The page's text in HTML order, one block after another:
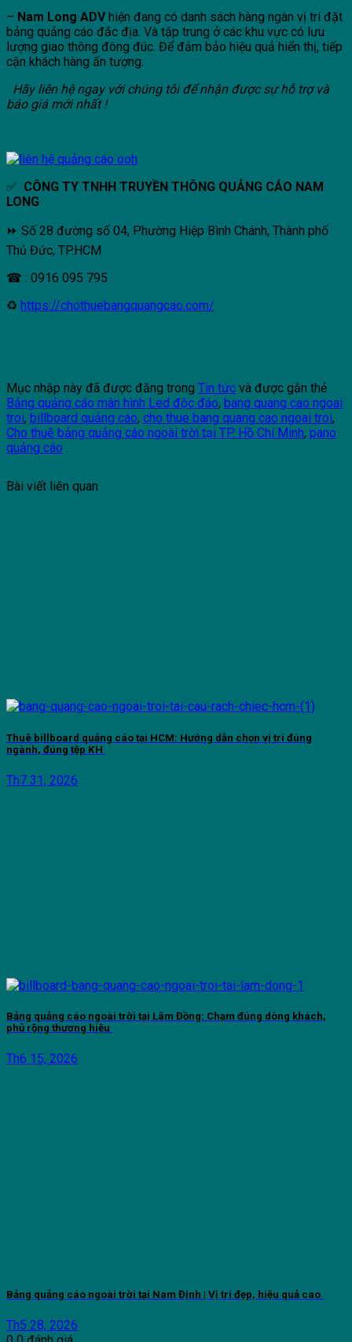
– Nam Long ADVhiện đang có danh sách hàng ngàn vị trí đặt
bảng quảng cáo đắc địa. Và tập trung ở các khu vực có lưu
lượng giao thông đông đúc. Để đảm bảo hiệu quả hiển thị, tiếp
cận khách hàng ấn tượng.
Hãy liên hệ ngay với chúng tôi để nhận được sự hỗ trợ và
báo giá mới nhất !
✅ CÔNG TY TNHH TRUYỀN THÔNG QUẢNG CÁO NAM
LONG
⏩ Số 28 đường số 04, Phường Hiệp Bình Chánh, Thành phố
Thủ Đức, TP.HCM
☎ : 0916 095 795
♻ https://chothuebangquangcao.com/
Mục nhập này đã được đăng trong Tin tức và được gắn thẻ
Bảng quảng cáo màn hình Led độc đáo, bang quang cao ngoai
troi, billboard quảng cáo, cho thue bang quang cao ngoai troi,
Cho thuê bảng quảng cáo ngoài trời tại TP. Hồ Chí Minh, pano
quảng cáo
Bài viết liên quan
Thuê billboard quảng cáo tại HCM: Hướng dẫn chọn vị trí đúng
ngành, đúng tệp KH
Th7 31, 2026
Bảng quảng cáo ngoài trời tại Lâm Đồng: Chạm đúng dòng khách,
phủ rộng thương hiệu
Th6 15, 2026
Bảng quảng cáo ngoài trời tại Nam Định | Vị trí đẹp, hiệu quả cao
Th5 28, 2026